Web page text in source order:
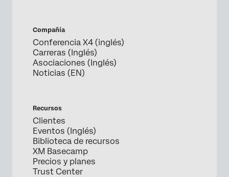
Compañía
Conferencia X4 (inglés)
Carreras (Inglés)
Asociaciones (Inglés)
Noticias (EN)
Recursos
Clientes
Eventos (Inglés)
Biblioteca de recursos
XM Basecamp
Precios y planes
Trust Center